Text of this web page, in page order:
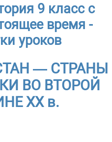
9 класс с
время -
уроков
— СТРАНЫ
ВО ВТОРОЙ
ХХ в.